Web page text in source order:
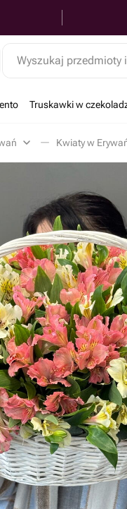
Wyszukaj przedmioty
Truskawki w
Kwiaty w